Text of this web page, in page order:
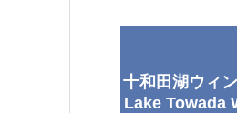
十和田湖ウィ
Lake Towada